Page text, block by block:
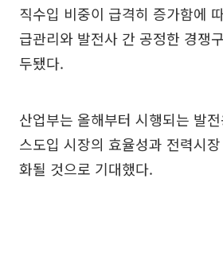
직수입 비중이 급격히 증가함에
급관리와 발전사 간 공정한 경쟁
두됐다.
산업부는 올해부터 시행되는 발
스도입 시장의 효율성과 전력시
화될 것으로 기대했다.